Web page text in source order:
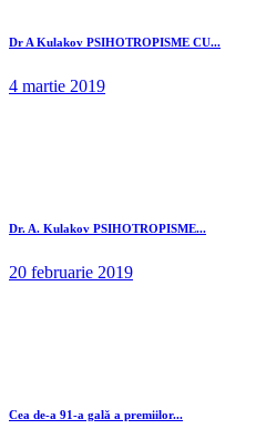
Dr A Kulakov PSIHOTROPISME CU...
4 martie 2019
Dr. A. Kulakov PSIHOTROPISME...
20 februarie 2019
Cea de-a 91-a gală a premiilor...